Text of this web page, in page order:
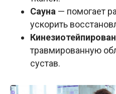
Сауна — помогает
ускорить
травмированную
сустав.